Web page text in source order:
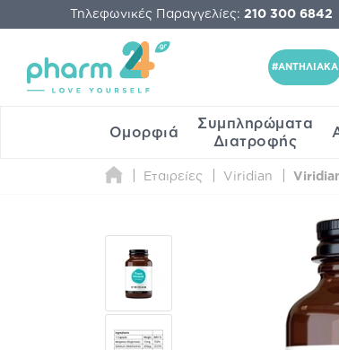
Τηλεφωνικές Παραγγελίες: 210 300 6842
#ΑΝΤΗΛΙΑΚΑ
Ομορφιά
Συμπληρώματα
Διατροφής
Εταιρείες Viridian